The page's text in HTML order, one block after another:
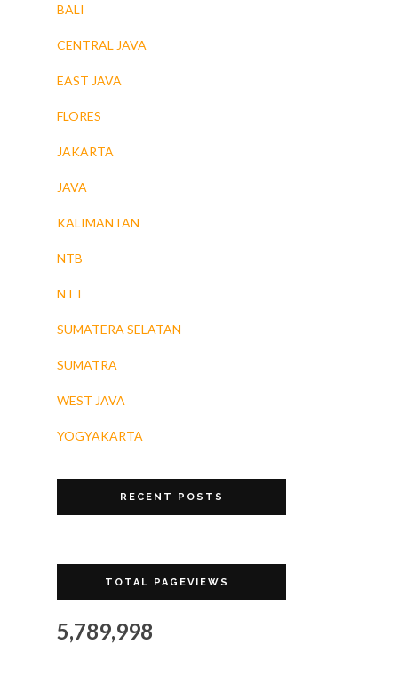
BALI
CENTRAL JAVA
EAST JAVA
FLORES
JAKARTA
JAVA
KALIMANTAN
NTB
NTT
SUMATERA SELATAN
SUMATRA
WEST JAVA
YOGYAKARTA
RECENT POSTS
TOTAL PAGEVIEWS
5,789,998